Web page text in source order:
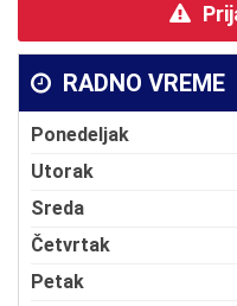
RADNO VREME
Ponedeljak
Utorak
Sreda
Četvrtak
Petak